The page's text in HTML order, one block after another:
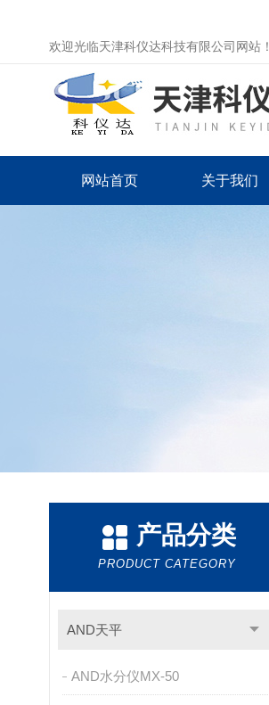
欢迎光临天津科仪达科技有限公司网站！
网站首页 关于我们
产品分类
PRODUCT CATEGORY
AND天平
AND水分仪MX-50